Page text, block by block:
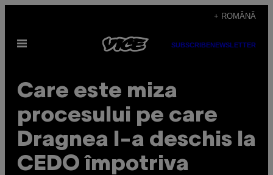
content
+ ROMÂNĂ
Open
SUBSCRIBENEWSLETTER
Care este miza
procesului pe care
Dragnea l-a deschis la
CEDO împotriva